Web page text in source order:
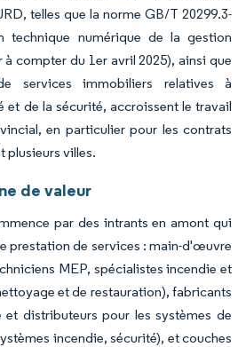
telles que la norme GB/T 20299.3-
technique numérique de la gestion
compter du 1er avril 2025), ainsi que
services immobiliers relatives à
et de la sécurité, accroissent le travail
en particulier pour les contrats
plusieurs villes.
de valeur
par des intrants en amont qui
prestation de services : main-d'œuvre
MEP, spécialistes incendie et
et de restauration), fabricants
distributeurs pour les systèmes de
incendie, sécurité), et couches